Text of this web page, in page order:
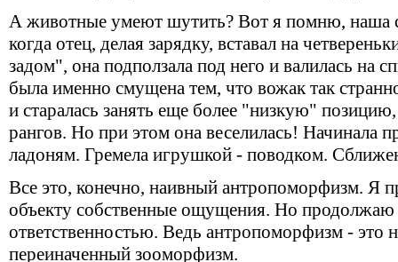
А животные умеют шутить? Вот я помню, наша
когда отец, делая зарядку, вставал на
задом", она подползала под него и валилась на
была именно смущена тем, что вожак так
и старалась занять еще более "низкую"
рангов. Но при этом она веселилась! Начинала
ладоням. Гремела игрушкой - поводком.
Все это, конечно, наивный антропоморфизм. Я
объекту собственные ощущения. Но продолжаю
ответственностью. Ведь антропоморфизм - это
переиначенный зооморфизм.